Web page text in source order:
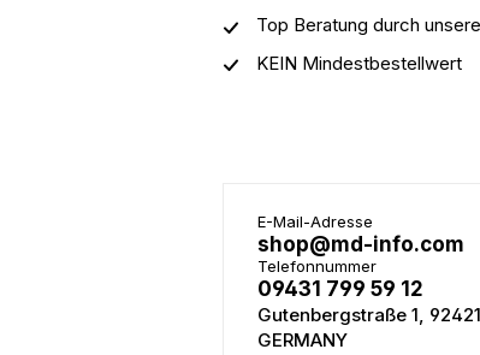
Top Beratung durch
KEIN Mindestbestellwert
E-Mail-Adresse
shop@md-info.com
Telefonnummer
09431 799 59 12
Gutenbergstraße 1,
GERMANY